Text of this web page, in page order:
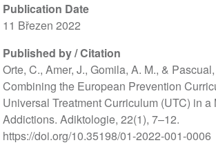
Publication Date
11 Březen 2022
Published by / Citation
Orte, C., Amer, J., Gomila, A. M., &
Combining the European Prevention
Universal Treatment Curriculum (UTC) in a
Addictions. Adiktologie, 22(1), 7–12.
https://doi.org/10.35198/01-2022-001-0006